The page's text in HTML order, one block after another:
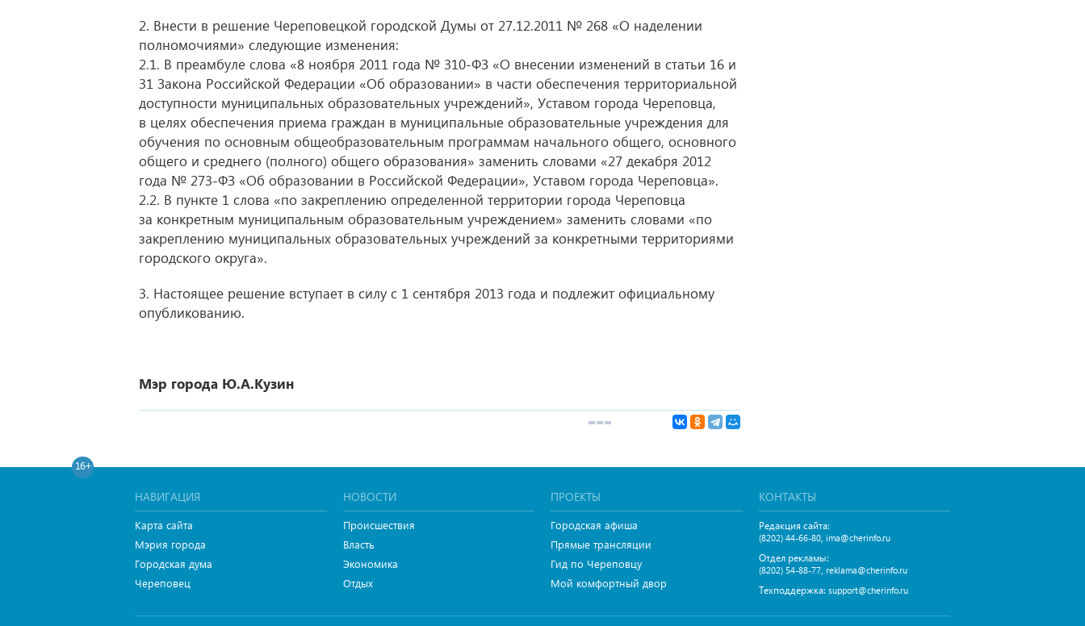
2. Внести в решение Череповецкой городской Думы от 27.12.2011 № 268 «О наделении
полномочиями» следующие изменения:
2.1. В преамбуле слова «8 ноября 2011 года № 310-ФЗ «О внесении изменений в статьи 16 и
31 Закона Российской Федерации «Об образовании» в части обеспечения территориальной
доступности муниципальных образовательных учреждений», Уставом города Череповца,
в целях обеспечения приема граждан в муниципальные образовательные учреждения для
обучения по основным общеобразовательным программам начального общего, основного
общего и среднего (полного) общего образования» заменить словами «27 декабря 2012
года № 273-ФЗ «Об образовании в Российской Федерации», Уставом города Череповца».
2.2. В пункте 1 слова «по закреплению определенной территории города Череповца
за конкретным муниципальным образовательным учреждением» заменить словами «по
закреплению муниципальных образовательных учреждений за конкретными территориями
городского округа».
3. Настоящее решение вступает в силу с 1 сентября 2013 года и подлежит официальному
опубликованию.
Мэр города Ю.А.Кузин
16+
НАВИГАЦИЯ
Карта сайта
Мэрия города
Городская дума
Череповец
НОВОСТИ
Происшествия
Власть
Экономика
Отдых
ПРОЕКТЫ
Городская афиша
Прямые трансляции
Гид по Череповцу
Мой комфортный двор
КОНТАКТЫ
Редакция сайта:
(8202) 44-66-80, ima@cherinfo.ru
Отдел рекламы:
(8202) 54-88-77, reklama@cherinfo.ru
Техподдержка: support@cherinfo.ru